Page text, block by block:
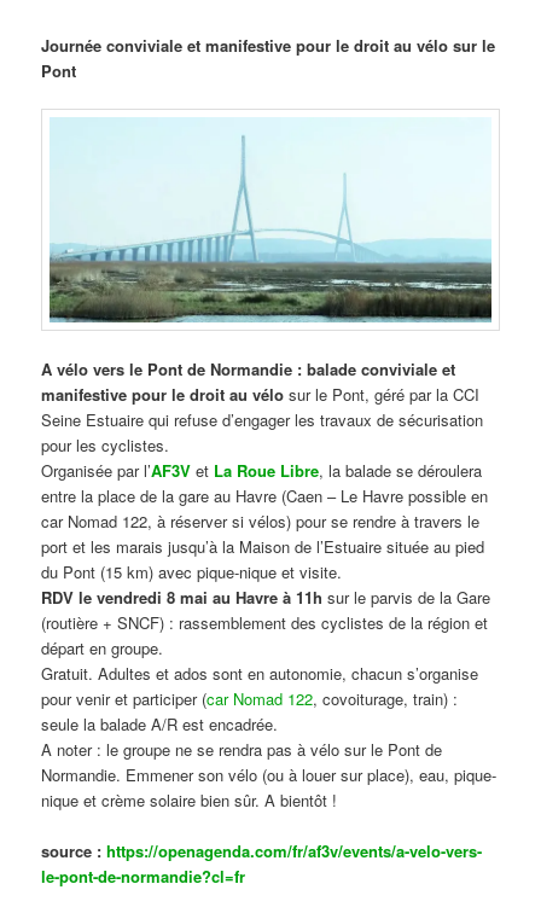
Journée conviviale et manifestive pour le droit au vélo sur le
Pont
A vélo vers le Pont de Normandie : balade conviviale et
manifestive pour le droit au vélo sur le Pont, géré par la CCI
Seine Estuaire qui refuse d’engager les travaux de sécurisation
pour les cyclistes.
Organisée par l’AF3V et La Roue Libre, la balade se déroulera
entre la place de la gare au Havre (Caen – Le Havre possible en
car Nomad 122, à réserver si vélos) pour se rendre à travers le
port et les marais jusqu’à la Maison de l’Estuaire située au pied
du Pont (15 km) avec pique-nique et visite.
RDV le vendredi 8 mai au Havre à 11h sur le parvis de la Gare
(routière + SNCF) : rassemblement des cyclistes de la région et
départ en groupe.
Gratuit. Adultes et ados sont en autonomie, chacun s’organise
pour venir et participer (car Nomad 122, covoiturage, train) :
seule la balade A/R est encadrée.
A noter : le groupe ne se rendra pas à vélo sur le Pont de
Normandie. Emmener son vélo (ou à louer sur place), eau, pique-
nique et crème solaire bien sûr. A bientôt !
source :https://openagenda.com/fr/af3v/events/a-velo-vers-
le-pont-de-normandie?cl=fr